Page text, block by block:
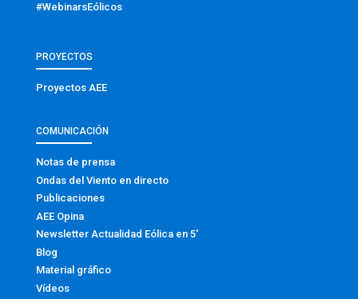
#WebinarsEólicos
PROYECTOS
Proyectos AEE
COMUNICACIÓN
Notas de prensa
Ondas del Viento en directo
Publicaciones
AEE Opina
Newsletter Actualidad Eólica en 5′
Blog
Material gráfico
Vídeos